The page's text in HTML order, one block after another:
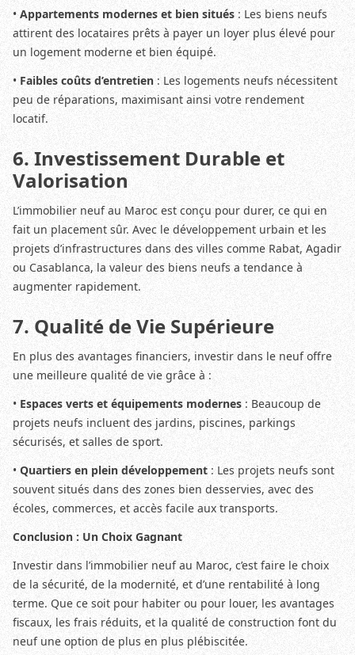
• Appartements modernes et bien situés : Les biens neufs
attirent des locataires prêts à payer un loyer plus élevé pour
un logement moderne et bien équipé.
• Faibles coûts d’entretien : Les logements neufs nécessitent
peu de réparations, maximisant ainsi votre rendement
locatif.
6. Investissement Durable et
Valorisation
L’immobilier neuf au Maroc est conçu pour durer, ce qui en
fait un placement sûr. Avec le développement urbain et les
projets d’infrastructures dans des villes comme Rabat, Agadir
ou Casablanca, la valeur des biens neufs a tendance à
augmenter rapidement.
7. Qualité de Vie Supérieure
En plus des avantages financiers, investir dans le neuf offre
une meilleure qualité de vie grâce à :
• Espaces verts et équipements modernes : Beaucoup de
projets neufs incluent des jardins, piscines, parkings
sécurisés, et salles de sport.
• Quartiers en plein développement : Les projets neufs sont
souvent situés dans des zones bien desservies, avec des
écoles, commerces, et accès facile aux transports.
Conclusion : Un Choix Gagnant
Investir dans l’immobilier neuf au Maroc, c’est faire le choix
de la sécurité, de la modernité, et d’une rentabilité à long
terme. Que ce soit pour habiter ou pour louer, les avantages
fiscaux, les frais réduits, et la qualité de construction font du
neuf une option de plus en plus plébiscitée.